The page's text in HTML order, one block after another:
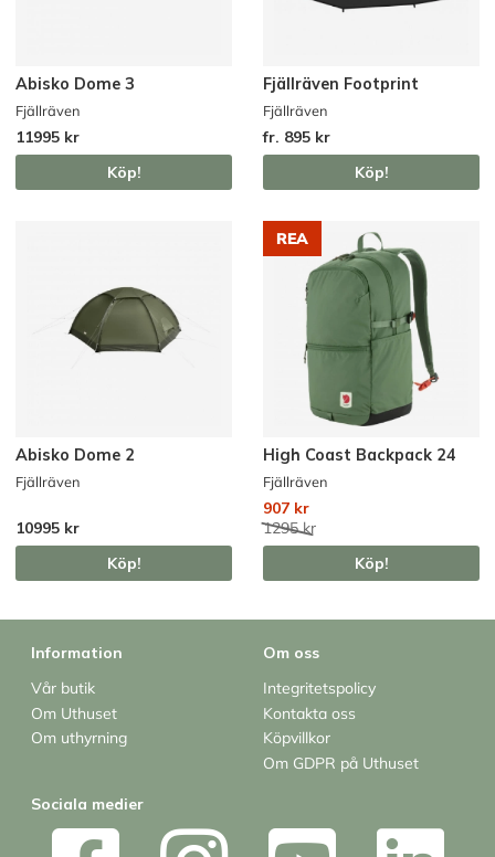
Abisko Dome 3
Fjällräven
11995 kr
Köp!
Fjällräven Footprint
Fjällräven
fr. 895 kr
Köp!
Abisko Dome 2
Fjällräven
10995 kr
Köp!
REA
High Coast Backpack 24
Fjällräven
907 kr
1295 kr
Köp!
Information
Vår butik
Om Uthuset
Om uthyrning
Om oss
Integritetspolicy
Kontakta oss
Köpvillkor
Om GDPR på Uthuset
Sociala medier